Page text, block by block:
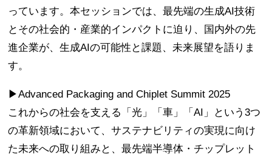
っています。本セッションでは、最先端の生成AI技術
とその社会的・産業的インパクトに迫り、国内外の先
進企業が、生成AIの可能性と課題、未来展望を語りま
す。
▶Advanced Packaging and Chiplet Summit 2025
これからの社会を支える「光」「車」「AI」という3つ
の革新領域において、サステナビリティの実現に向け
た未来への取り組みと、最先端半導体・チップレット